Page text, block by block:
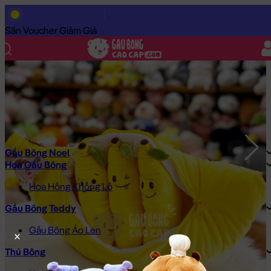
Săn Voucher Giảm Giá
Gấu Bông Noel
Hoa Gấu Bông
Hoa Hồng Khổng Lồ
Gấu Bông Teddy
Gấu Bông Áo Len
Thú Bông
Trang Chủ